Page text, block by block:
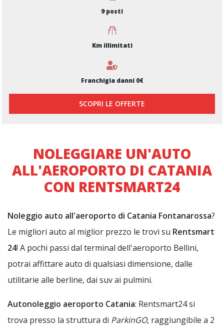
9 posti
Km illimitati
Franchigia danni 0€
SCOPRI LE OFFERTE
NOLEGGIARE UN'AUTO
ALL'AEROPORTO DI CATANIA
CON RENTSMART24
Noleggio auto all'aeroporto di Catania Fontanarossa?
Le migliori auto al miglior prezzo le trovi su Rentsmart
24! A pochi passi dal terminal dell'aeroporto Bellini,
potrai affittare auto di qualsiasi dimensione, dalle
utilitarie alle berline, dai suv ai pulmini.
Autonoleggio aeroporto Catania: Rentsmart24 si
trova presso la struttura di ParkinGO, raggiungibile a 2